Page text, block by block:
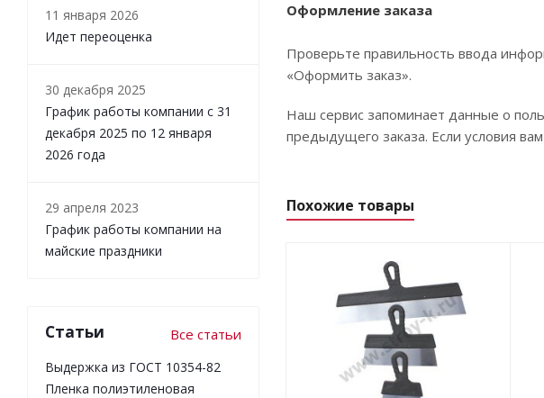
Оформление заказа
Проверьте правильность ввода
«Оформить заказ».
Наш сервис запоминает данные о
предыдущего заказа. Если условия
Похожие товары
11 января 2026
Идет переоценка
30 декабря 2025
График работы компании с 31
декабря 2025 по 12 января
2026 года
29 апреля 2023
График работы компании на
майские праздники
Статьи Все статьи
Выдержка из ГОСТ 10354-82
Пленка полиэтиленовая